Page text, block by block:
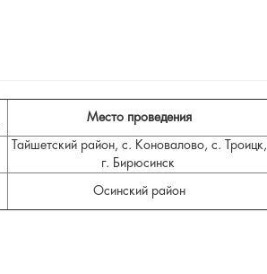
Место проведения
Тайшетский район, с. Коновалово, с. Троицк,
г. Бирюсинск
Осинский район